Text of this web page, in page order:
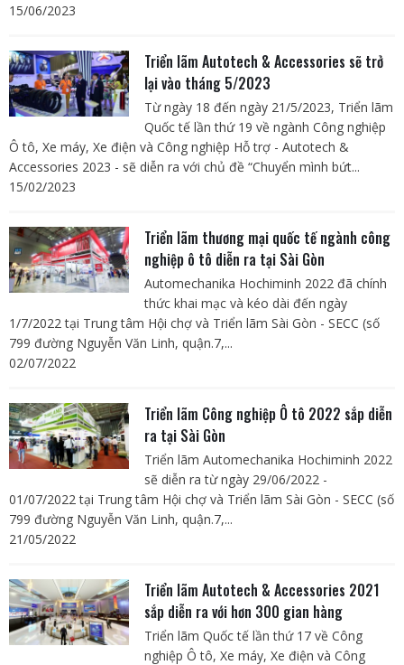
15/06/2023
Triển lãm Autotech & Accessories sẽ trở
lại vào tháng 5/2023
Từ ngày 18 đến ngày 21/5/2023, Triển lãm
Quốc tế lần thứ 19 về ngành Công nghiệp
Ô tô, Xe máy, Xe điện và Công nghiệp Hỗ trợ - Autotech &
Accessories 2023 - sẽ diễn ra với chủ đề “Chuyển mình bứt...
15/02/2023
Triển lãm thương mại quốc tế ngành công
nghiệp ô tô diễn ra tại Sài Gòn
Automechanika Hochiminh 2022 đã chính
thức khai mạc và kéo dài đến ngày
1/7/2022 tại Trung tâm Hội chợ và Triển lãm Sài Gòn - SECC (số
799 đường Nguyễn Văn Linh, quận.7,...
02/07/2022
Triển lãm Công nghiệp Ô tô 2022 sắp diễn
ra tại Sài Gòn
Triển lãm Automechanika Hochiminh 2022
sẽ diễn ra từ ngày 29/06/2022 -
01/07/2022 tại Trung tâm Hội chợ và Triển lãm Sài Gòn - SECC (số
799 đường Nguyễn Văn Linh, quận.7,...
21/05/2022
Triển lãm Autotech & Accessories 2021
sắp diễn ra với hơn 300 gian hàng
Triển lãm Quốc tế lần thứ 17 về Công
nghiệp Ô tô, Xe máy, Xe điện và Công